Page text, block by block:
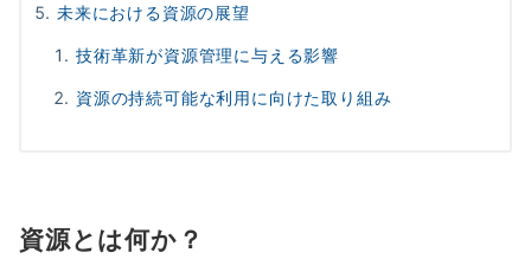
未来における資源の展望
技術革新が資源管理に与える影響
資源の持続可能な利用に向けた取り組み
資源とは何か？